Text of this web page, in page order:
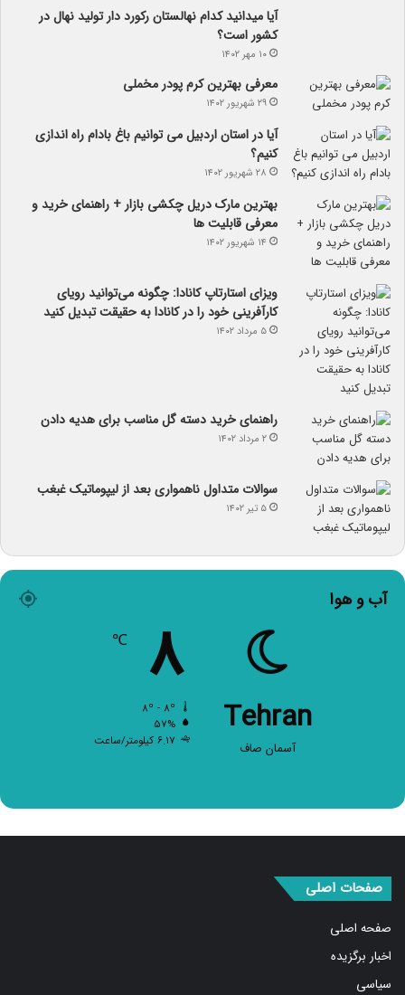
آیا می­دانید کدام نهالستان رکورد دار تولید نهال­ در
کشور است؟
۱۰ مهر ۱۴۰۲
معرفی بهترین کرم پودر مخملی
۲۹ شهریور ۱۴۰۲
آیا در استان اردبیل می توانیم باغ بادام راه اندازی
کنیم؟
۲۸ شهریور ۱۴۰۲
بهترین مارک دریل چکشی بازار + راهنمای خرید و
معرفی قابلیت ها
۱۴ شهریور ۱۴۰۲
ویزای استارتاپ کانادا: چگونه می‌توانید رویای
کارآفرینی خود را در کانادا به حقیقت تبدیل کنید
۵ مرداد ۱۴۰۲
راهنمای خرید دسته گل مناسب برای هدیه دادن
۲ مرداد ۱۴۰۲
سوالات متداول ناهمواری بعد از لیپوماتیک غبغب
۵ تیر ۱۴۰۲
آب و هوا
Tehran
آسمان صاف
۸ ℃
۵۷%
۶.۱۷ کیلومتر/ساعت
صفحات اصلی
صفحه اصلی
اخبار برگزیده
سیاسی